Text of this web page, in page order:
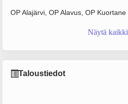
OP Alajärvi, OP Alavus, OP Kuortane
Näytä kaikki
Taloustiedot